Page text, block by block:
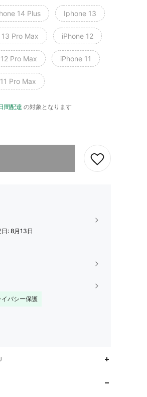
14 Plus Iphone 13
13 Pro Max iPhone 12
Pro Max iPhone 11
Pro Max
間配達 の対象となります
日: 8月13日
イバシー保護